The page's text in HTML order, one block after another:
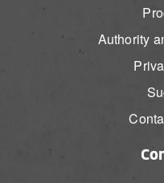
Authority